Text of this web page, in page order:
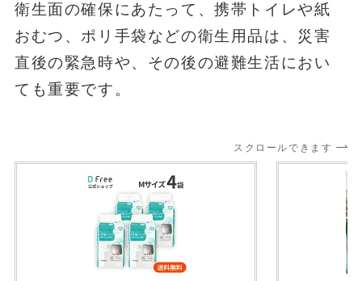
衛生面の確保にあたって、携帯トイレや紙
おむつ、ポリ手袋などの衛生用品は、災害
直後の緊急時や、その後の避難生活におい
ても重要です。
スクロールできます